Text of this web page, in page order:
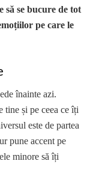
să se bucure de tot
pe care le
înainte azi.
tine și pe ceea ce îți
este de partea
pune accent pe
minore să îți